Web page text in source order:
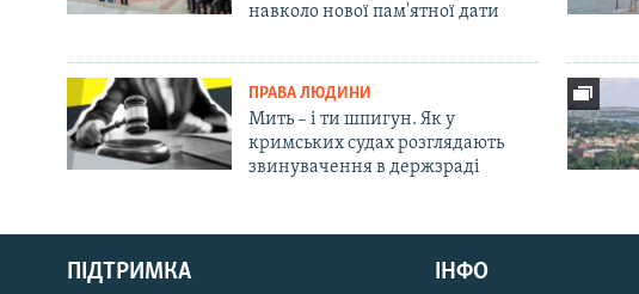
Русский
Qırımtatar
навколо нової пам'ятної дати
ПРАВА ЛЮДИНИ
Мить – і ти шпигун. Як у
кримських судах розглядають
звинувачення в держзраді
ПІДТРИМКА ІНФО